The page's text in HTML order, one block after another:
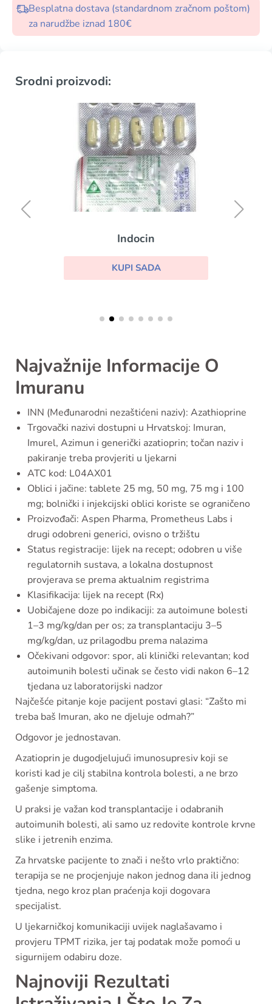
Besplatna dostava (standardnom zračnom poštom)
za narudžbe iznad 180€
Srodni proizvodi:
Indocin
KUPI SADA
Najvažnije Informacije O
Imuranu
INN (Međunarodni nezaštićeni naziv): Azathioprine
Trgovački nazivi dostupni u Hrvatskoj: Imuran,
Imurel, Azimun i generički azatioprin; točan naziv i
pakiranje treba provjeriti u ljekarni
ATC kod: L04AX01
Oblici i jačine: tablete 25 mg, 50 mg, 75 mg i 100
mg; bolnički i injekcijski oblici koriste se ograničeno
Proizvođači: Aspen Pharma, Prometheus Labs i
drugi odobreni generici, ovisno o tržištu
Status registracije: lijek na recept; odobren u više
regulatornih sustava, a lokalna dostupnost
provjerava se prema aktualnim registrima
Klasifikacija: lijek na recept (Rx)
Uobičajene doze po indikaciji: za autoimune bolesti
1–3 mg/kg/dan per os; za transplantaciju 3–5
mg/kg/dan, uz prilagodbu prema nalazima
Očekivani odgovor: spor, ali klinički relevantan; kod
autoimunih bolesti učinak se često vidi nakon 6–12
tjedana uz laboratorijski nadzor
Najčešće pitanje koje pacijent postavi glasi: “Zašto mi
treba baš Imuran, ako ne djeluje odmah?”
Odgovor je jednostavan.
Azatioprin je dugodjelujući imunosupresiv koji se
koristi kad je cilj stabilna kontrola bolesti, a ne brzo
gašenje simptoma.
U praksi je važan kod transplantacije i odabranih
autoimunih bolesti, ali samo uz redovite kontrole krvne
slike i jetrenih enzima.
Za hrvatske pacijente to znači i nešto vrlo praktično:
terapija se ne procjenjuje nakon jednog dana ili jednog
tjedna, nego kroz plan praćenja koji dogovara
specijalist.
U ljekarničkoj komunikaciji uvijek naglašavamo i
provjeru TPMT rizika, jer taj podatak može pomoći u
sigurnijem odabiru doze.
Najnoviji Rezultati